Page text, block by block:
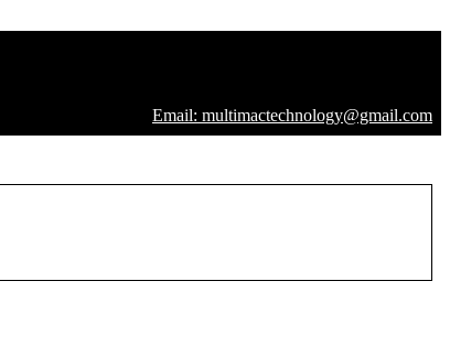
Email: multimactechnology@gmail.com